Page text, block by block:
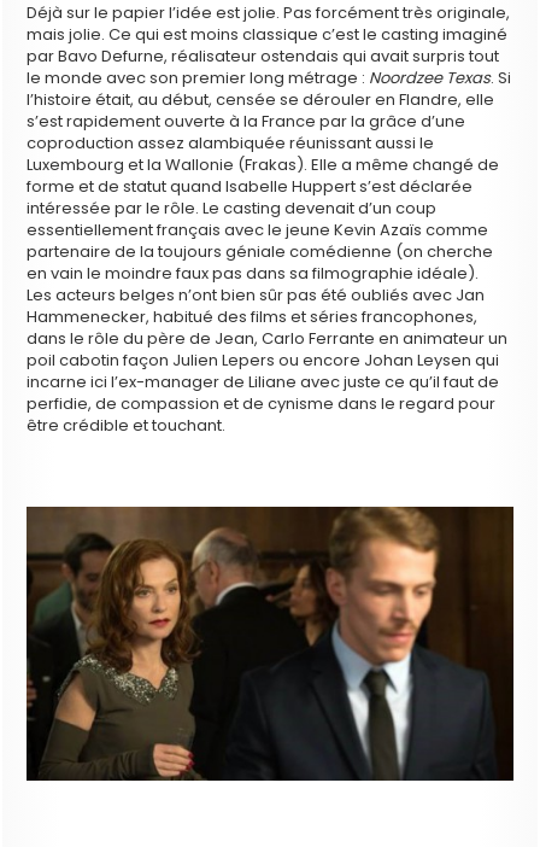
Déjà sur le papier l’idée est jolie. Pas forcément très originale,
mais jolie. Ce qui est moins classique c’est le casting imaginé
par Bavo Defurne, réalisateur ostendais qui avait surpris tout
le monde avec son premier long métrage : Noordzee Texas. Si
l’histoire était, au début, censée se dérouler en Flandre, elle
s’est rapidement ouverte à la France par la grâce d’une
coproduction assez alambiquée réunissant aussi le
Luxembourg et la Wallonie (Frakas). Elle a même changé de
forme et de statut quand Isabelle Huppert s’est déclarée
intéressée par le rôle. Le casting devenait d’un coup
essentiellement français avec le jeune Kevin Azaïs comme
partenaire de la toujours géniale comédienne (on cherche
en vain le moindre faux pas dans sa filmographie idéale).
Les acteurs belges n’ont bien sûr pas été oubliés avec Jan
Hammenecker, habitué des films et séries francophones,
dans le rôle du père de Jean, Carlo Ferrante en animateur un
poil cabotin façon Julien Lepers ou encore Johan Leysen qui
incarne ici l’ex-manager de Liliane avec juste ce qu’il faut de
perfidie, de compassion et de cynisme dans le regard pour
être crédible et touchant.